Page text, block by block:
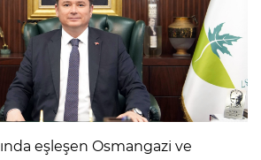
eşleşen Osmangazi ve